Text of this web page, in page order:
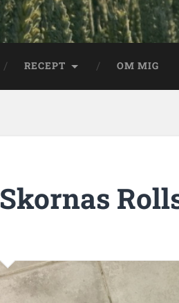
RECEPT OM MIG
Skornas